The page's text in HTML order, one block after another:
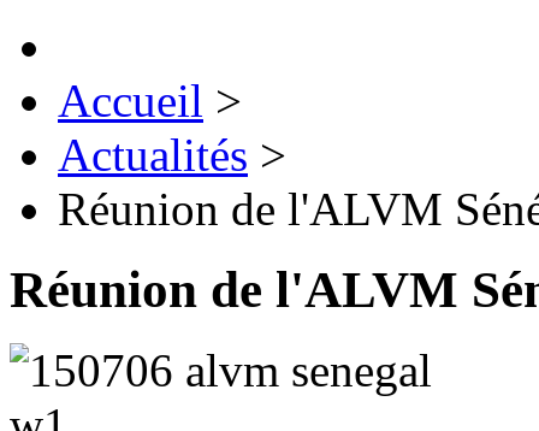
Accueil >
Actualités >
Réunion de l'ALVM
Réunion de l'ALVM